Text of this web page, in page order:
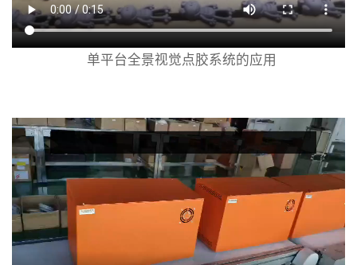
单平台全景视觉点胶系统的应用